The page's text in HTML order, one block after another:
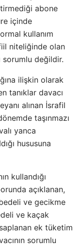
abone
içinde
kullanım
niteliğinde olan
sorumlu değildir.
ilişkin olarak
tanıklar davacı
alınan İsrafil
taşınmazı
yanca
hususuna
kullandığı
açıklanan,
ve gecikme
ve kaçak
ek tüketim
sorumlu